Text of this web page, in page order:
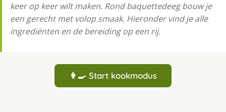
keer op keer wilt maken. Rond baquettedeeg bouw je
een gerecht met volop smaak. Hieronder vind je alle
ingrediënten en de bereiding op een rij.
👩‍🍳 Start kookmodus